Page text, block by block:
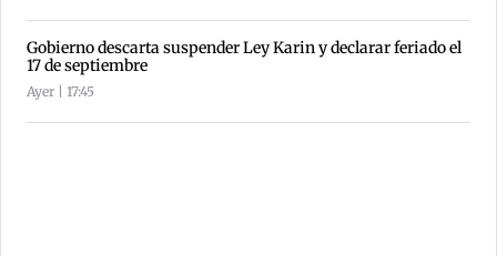
Gobierno descarta suspender Ley Karin y declarar feriado el
17 de septiembre
Ayer | 17:45